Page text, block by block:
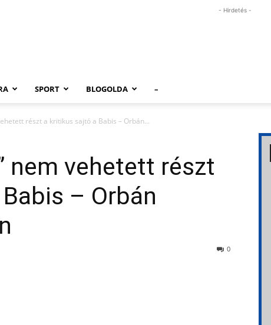
- Hirdetés -
SPORT BLOGOLDA –
részt a kritikus sajtó a Babis – Orbán...
nem vehetett részt
– Orbán
0